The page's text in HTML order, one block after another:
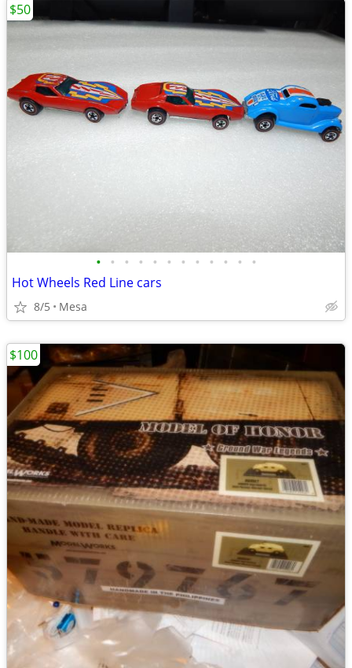
• • • • • • • • • • • •
Hot Wheels Red Line cars
8/5 Mesa
$50
$100